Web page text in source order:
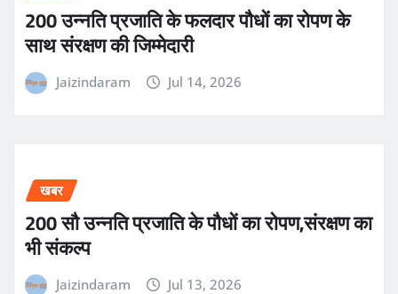
200 उन्नति प्रजाति के फलदार पौधों का रोपण के
साथ संरक्षण की जिम्मेदारी
Jaizindaram Jul 14, 2026
खबर
200 सौ उन्नति प्रजाति के पौधों का रोपण,संरक्षण का
भी संकल्प
Jaizindaram Jul 13, 2026